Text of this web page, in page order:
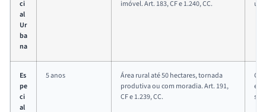
ci
al
Ur
ba
na
imóvel. Art. 183, CF e 1.240, CC.
Es
pe
ci
al
5 anos
Área rural até 50 hectares, tornada
produtiva ou com moradia. Art. 191,
CF e 1.239, CC.
s